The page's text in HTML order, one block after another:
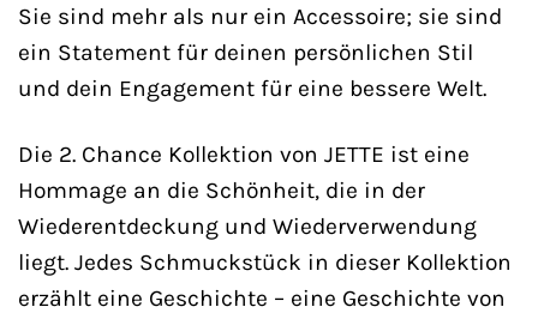
Sie sind mehr als nur ein Accessoire; sie sind
ein Statement für deinen persönlichen Stil
und dein Engagement für eine bessere Welt.
Die 2. Chance Kollektion von JETTE ist eine
Hommage an die Schönheit, die in der
Wiederentdeckung und Wiederverwendung
liegt. Jedes Schmuckstück in dieser Kollektion
erzählt eine Geschichte – eine Geschichte von